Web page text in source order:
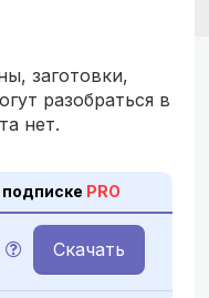
заготовки,
разобраться в
нет.
PRO
Скачать